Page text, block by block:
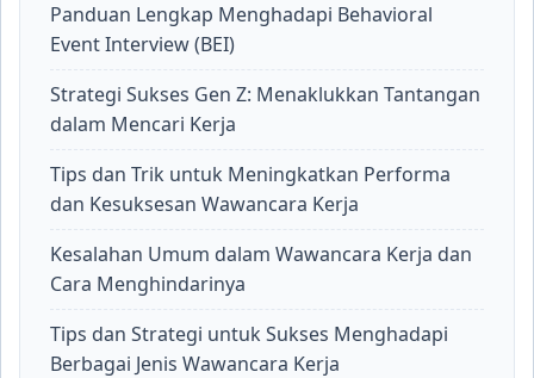
Panduan Lengkap Menghadapi Behavioral
Event Interview (BEI)
Strategi Sukses Gen Z: Menaklukkan Tantangan
dalam Mencari Kerja
Tips dan Trik untuk Meningkatkan Performa
dan Kesuksesan Wawancara Kerja
Kesalahan Umum dalam Wawancara Kerja dan
Cara Menghindarinya
Tips dan Strategi untuk Sukses Menghadapi
Berbagai Jenis Wawancara Kerja